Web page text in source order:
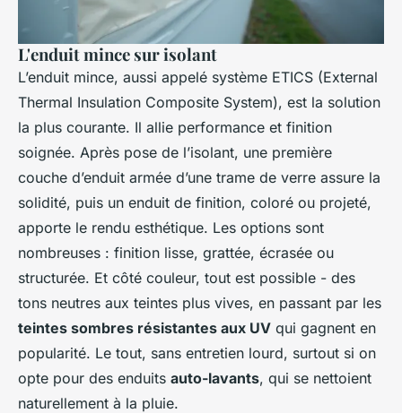
L'enduit mince sur isolant
L’enduit mince, aussi appelé système ETICS (External
Thermal Insulation Composite System), est la solution
la plus courante. Il allie performance et finition
soignée. Après pose de l’isolant, une première
couche d’enduit armée d’une trame de verre assure la
solidité, puis un enduit de finition, coloré ou projeté,
apporte le rendu esthétique. Les options sont
nombreuses : finition lisse, grattée, écrasée ou
structurée. Et côté couleur, tout est possible - des
tons neutres aux teintes plus vives, en passant par les
teintes sombres résistantes aux UV qui gagnent en
popularité. Le tout, sans entretien lourd, surtout si on
opte pour des enduits auto-lavants, qui se nettoient
naturellement à la pluie.